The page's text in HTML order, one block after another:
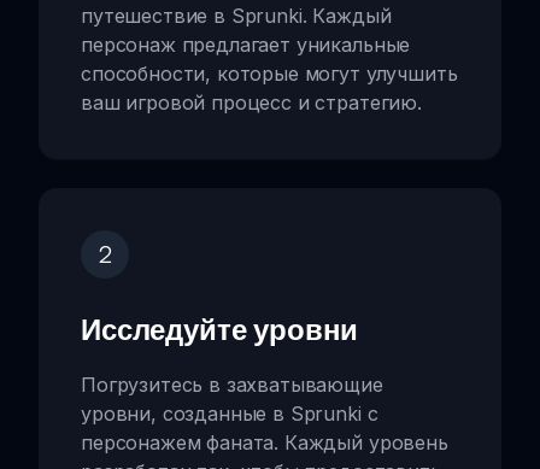
путешествие в Sprunki. Каждый
персонаж предлагает уникальные
способности, которые могут улучшить
ваш игровой процесс и стратегию.
2
Исследуйте уровни
Погрузитесь в захватывающие
уровни, созданные в Sprunki с
персонажем фаната. Каждый уровень